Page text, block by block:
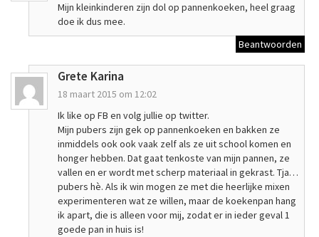
Mijn kleinkinderen zijn dol op pannenkoeken, heel graag
doe ik dus mee.
Beantwoorden
Grete Karina
18 maart 2015 om 12:02
Ik like op FB en volg jullie op twitter.
Mijn pubers zijn gek op pannenkoeken en bakken ze
inmiddels ook ook vaak zelf als ze uit school komen en
honger hebben. Dat gaat tenkoste van mijn pannen, ze
vallen en er wordt met scherp materiaal in gekrast. Tja…
pubers hè. Als ik win mogen ze met die heerlijke mixen
experimenteren wat ze willen, maar de koekenpan hang
ik apart, die is alleen voor mij, zodat er in ieder geval 1
goede pan in huis is!